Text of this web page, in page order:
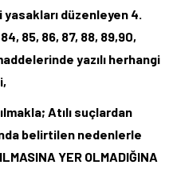
düzenleyen 4.
85, 86, 87, 88, 89,90,
yazılı herhangi
Atılı suçlardan
belirtilen nedenlerle
YER OLMADIĞINA